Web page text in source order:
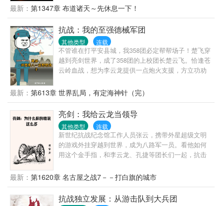
妇，她在帮特务修无线电发射台（误）。陆定远：
……后来：真香！
犹如天书的修炼真诀在林洛面前变得纯粹，简单！九
叔：看见那个小天师了吗？我徒弟！四目：一休，让
你徒弟给我师侄当丫鬟，你不亏！千鹤：什么！我又
要打巅峰赛！还好，这次我有通天代！阿洛救我！半
碗清水照乾坤，一张灵符命鬼神。脚踏阴阳八卦步，
手执木剑斩妖魂。挥泪洒酒英灵地，道气长存天地
人。红绳糯米今犹在，不见当年林道人！万界祖师九
叔又添新弟子——林洛！—iii—
最新： 第1347章 布道诸天～先休息一下！
抗战：我的至强德械军团
其他类型 连载
不管谁在打平安县城，我358团必定帮帮场子！楚飞穿
越到亮剑世界，成了358团的上校团长楚云飞。恰逢苍
云岭血战，想为李云龙提供一点炮火支援，方立功劝
书面命令，违者严惩不贷！”“不，我楚某人一定要帮帮
场子！”李云龙大婚，我要帮场子；平安格勒，我要帮
场子；三大战役，更要帮场子；每帮一次场子，楚某
人实力翻倍，从晋绥军到长津湖，还是帮场子最有
效。
最新： 第613章 世界乱局，有定海神针（完）
亮剑：我给云龙当领导
其他类型 连载
新世纪抗战纪念馆工作人员张云，携带外星超级文明
的游戏外挂穿越到世界，成为八路军一员。看他如何
用这个金手指，和李云龙、孔捷等团长们一起，抗击
器！
最新： 第1620章 名古屋之战7－－打白旗的城市
抗战独立发展：从游击队到大兵团